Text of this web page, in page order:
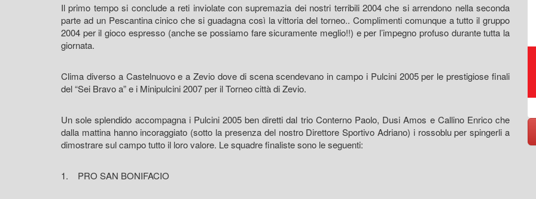
Il primo tempo si conclude a reti inviolate con supremazia dei nostri terribili 2004 che si arrendono nella seconda
parte ad un Pescantina cinico che si guadagna così la vittoria del torneo.. Complimenti comunque a tutto il gruppo
2004 per il gioco espresso (anche se possiamo fare sicuramente meglio!!) e per l’impegno profuso durante tutta la
giornata.
Clima diverso a Castelnuovo e a Zevio dove di scena scendevano in campo i Pulcini 2005 per le prestigiose finali
del “Sei Bravo a” e i Minipulcini 2007 per il Torneo città di Zevio.
Un sole splendido accompagna i Pulcini 2005 ben diretti dal trio Conterno Paolo, Dusi Amos e Callino Enrico che
dalla mattina hanno incoraggiato (sotto la presenza del nostro Direttore Sportivo Adriano) i rossoblu per spingerli a
dimostrare sul campo tutto il loro valore. Le squadre finaliste sono le seguenti:
1. PRO SAN BONIFACIO
smaltimento, riciclo rifiuti